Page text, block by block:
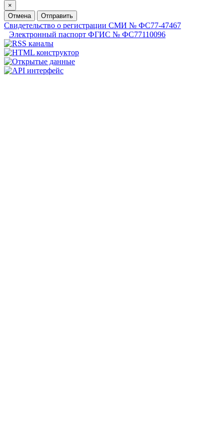
×
Отмена
Отправить
Свидетельство о регистрации СМИ № ФС77-47467
Электронный паспорт ФГИС № ФС77110096